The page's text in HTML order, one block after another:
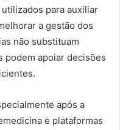
para auxiliar
a gestão dos
não substituam
podem apoiar decisões
após a
e plataformas